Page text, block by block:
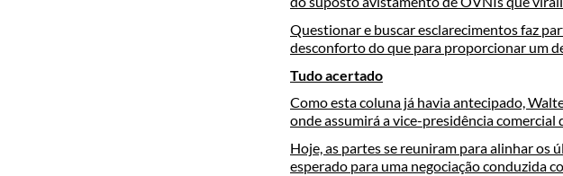
Questionar e buscar esclarecimentos faz
desconforto do que para proporcionar um
Tudo acertado
Como esta coluna já havia antecipado,
onde assumirá a vice-presidência comercial
Hoje, as partes se reuniram para alinhar os
esperado para uma negociação conduzida